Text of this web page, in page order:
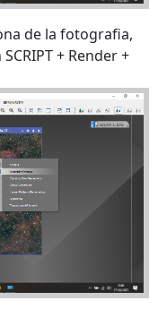
de la fotografia,
+ Render +